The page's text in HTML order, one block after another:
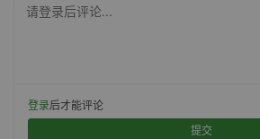
请登录后评论...
登录后才能评论
提交